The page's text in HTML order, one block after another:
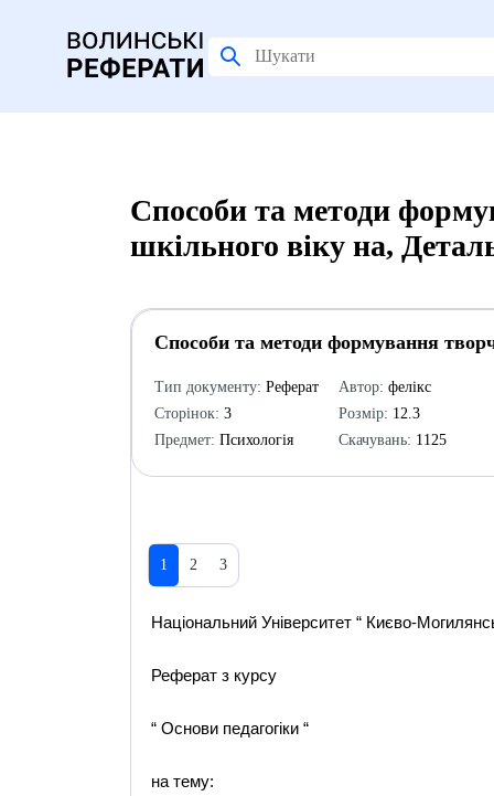
Способи та методи
шкільного віку на,
Способи та методи формування
Тип документу: Реферат
Сторінок: 3
Предмет: Психологія
Автор: фелікс
Розмір: 12.3
Скачувань: 1125
1 2 3
Національний Університет “ Києво-
Реферат з курсу
“ Основи педагогіки “
на тему: